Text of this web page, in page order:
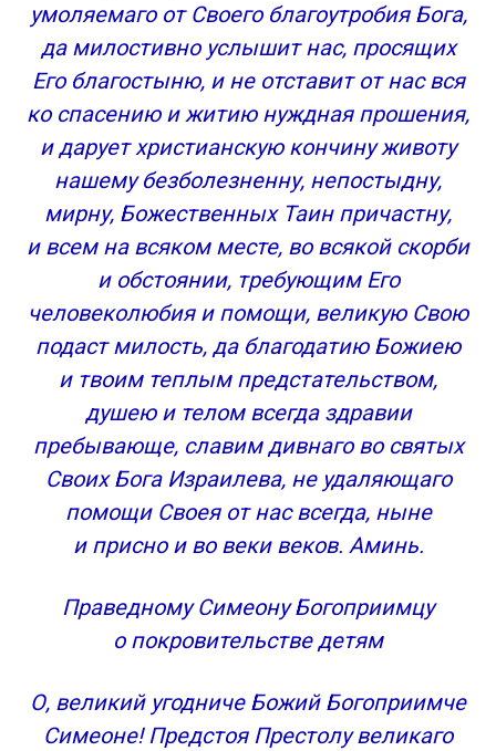
умоляемаго от Своего благоутробия Бога,
да милостивно услышит нас, просящих
Его благостыню, и не отставит от нас вся
ко спасению и житию нуждная прошения,
и дарует христианскую кончину животу
нашему безболезненну, непостыдну,
мирну, Божественных Таин причастну,
и всем на всяком месте, во всякой скорби
и обстоянии, требующим Его
человеколюбия и помощи, великую Свою
подаст милость, да благодатию Божиею
и твоим теплым предстательством,
душею и телом всегда здравии
пребывающе, славим дивнаго во святых
Своих Бога Израилева, не удаляющаго
помощи Своея от нас всегда, ныне
и присно и во веки веков. Аминь.
Праведному Симеону Богоприимцу
о покровительстве детям
О, великий угодниче Божий Богоприимче
Симеоне! Предстоя Престолу великаго